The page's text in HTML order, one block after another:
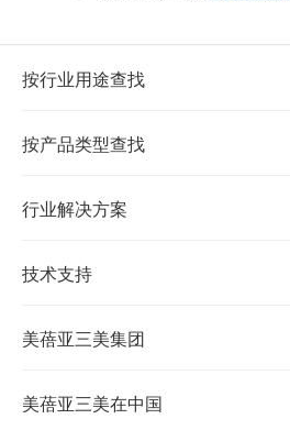
按行业用途查找
按产品类型查找
行业解决方案
技术支持
美蓓亚三美集团
美蓓亚三美在中国